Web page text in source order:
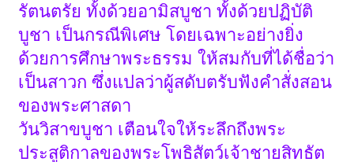
รัตนตรัย ทั้งด้วยอามิสบูชา ทั้งด้วยปฏิบัติ
บูชา เป็นกรณีพิเศษ โดยเฉพาะอย่างยิ่ง
ด้วยการศึกษาพระธรรม ให้สมกับที่ได้ชื่อว่า
เป็นสาวก ซึ่งแปลว่าผู้สดับตรับฟังคำสั่งสอน
ของพระศาสดา
วันวิสาขบูชา เตือนใจให้ระลึกถึงพระ
ประสูติกาลของพระโพธิสัตว์เจ้าชายสิทธัต